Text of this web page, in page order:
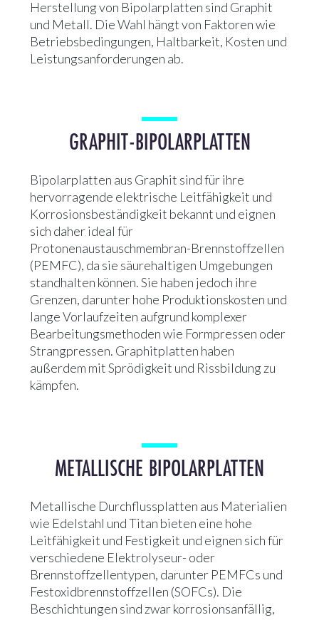
Herstellung von Bipolarplatten sind Graphit
und Metall. Die Wahl hängt von Faktoren wie
Betriebsbedingungen, Haltbarkeit, Kosten und
Leistungsanforderungen ab.
GRAPHIT-BIPOLARPLATTEN
Bipolarplatten aus Graphit sind für ihre
hervorragende elektrische Leitfähigkeit und
Korrosionsbeständigkeit bekannt und eignen
sich daher ideal für
Protonenaustauschmembran-Brennstoffzellen
(PEMFC), da sie säurehaltigen Umgebungen
standhalten können. Sie haben jedoch ihre
Grenzen, darunter hohe Produktionskosten und
lange Vorlaufzeiten aufgrund komplexer
Bearbeitungsmethoden wie Formpressen oder
Strangpressen. Graphitplatten haben
außerdem mit Sprödigkeit und Rissbildung zu
kämpfen.
METALLISCHE BIPOLARPLATTEN
Metallische Durchflussplatten aus Materialien
wie Edelstahl und Titan bieten eine hohe
Leitfähigkeit und Festigkeit und eignen sich für
verschiedene Elektrolyseur- oder
Brennstoffzellentypen, darunter PEMFCs und
Festoxidbrennstoffzellen (SOFCs). Die
Beschichtungen sind zwar korrosionsanfällig,